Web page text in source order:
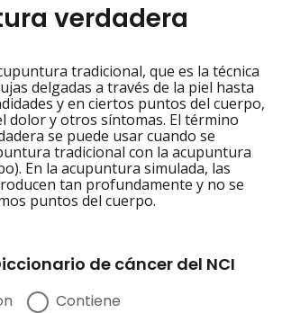
verdadera
tradicional, que es la técnica
delgadas a través de la piel hasta
y en ciertos puntos del cuerpo,
dolor y otros síntomas. El término
se puede usar cuando se
tradicional con la acupuntura
En la acupuntura simulada, las
tan profundamente y no se
puntos del cuerpo.
de cáncer del NCI
Contiene